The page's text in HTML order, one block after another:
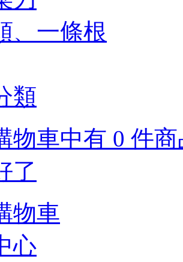
、一條根
類
物車中有 0 件
了
物車
心